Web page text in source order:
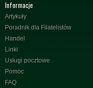
Informacje
Artykuły
Poradnik dla Filatelistów
Handel
Linki
Usługi pocztowe
Pomoc
FAQ